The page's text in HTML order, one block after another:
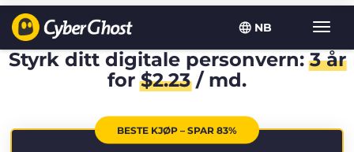
NB
Vis/
Styrk ditt digitale personvern:3 år
for$2.23/ md.
BESTE KJØP – SPAR 83%